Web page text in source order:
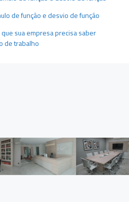
de função e desvio de função
sua empresa precisa saber
de trabalho